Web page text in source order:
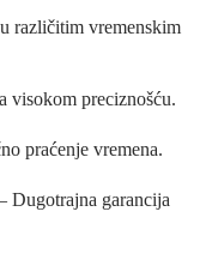
različitim vremenskim
visokom preciznošću.
praćenje vremena.
Dugotrajna garancija